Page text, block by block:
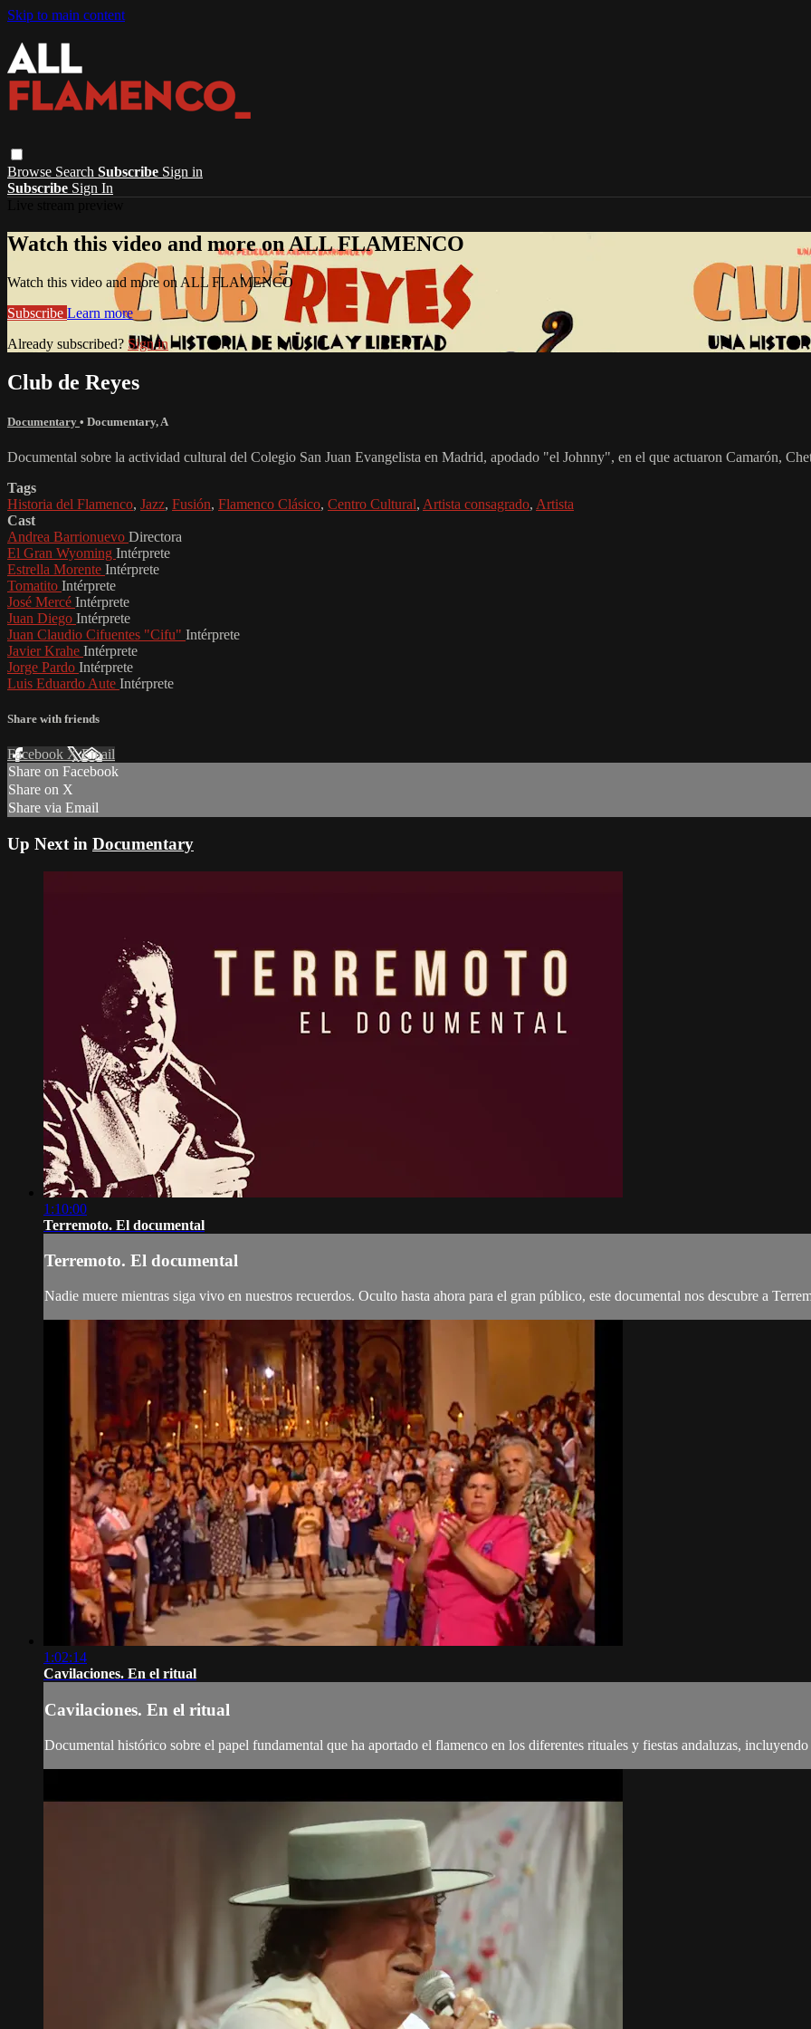
Skip to main content
Browse Search Subscribe Sign in
Subscribe Sign In
Watch this video and more on ALL FLAMENCO
Watch this video and more on ALL FLAMENCO
Subscribe Learn more
Already subscribed? Sign in
Club de Reyes
Documentary • Documentary, A
Documental sobre la actividad cultural del Colegio San Juan Evangelista en Madrid, apodado "el Johnny", en el que actuaron Camarón,
Tags
Historia del Flamenco, Jazz, Fusión, Flamenco Clásico, Centro Cultural, Artista consagrado, Artista
Cast
Andrea Barrionuevo Directora
El Gran Wyoming Intérprete
Estrella Morente Intérprete
Tomatito Intérprete
José Mercé Intérprete
Juan Diego Intérprete
Juan Claudio Cifuentes "Cifu" Intérprete
Javier Krahe Intérprete
Jorge Pardo Intérprete
Luis Eduardo Aute Intérprete
Share with friends
Facebook XEmail
Share on Facebook
Share on X
Share via Email
Up Next in Documentary
1:10:00
Terremoto. El documental
Terremoto. El documental
Nadie muere mientras siga vivo en nuestros recuerdos. Oculto hasta ahora para el gran público, este documental nos descubre a
1:02:14
Cavilaciones. En el ritual
Cavilaciones. En el ritual
Documental histórico sobre el papel fundamental que ha aportado el flamenco en los diferentes rituales y fiestas andaluzas,